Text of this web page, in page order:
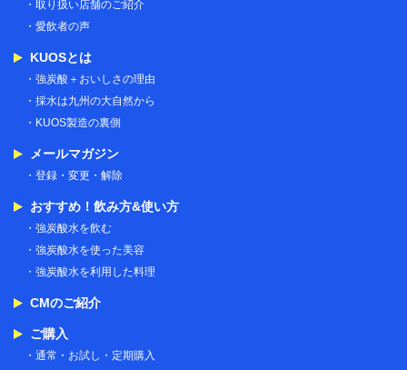
取り扱い店舗のご紹介
愛飲者の声
KUOSとは
強炭酸＋おいしさの理由
採水は九州の大自然から
KUOS製造の裏側
メールマガジン
登録・変更・解除
おすすめ！飲み方&使い方
強炭酸水を飲む
強炭酸水を使った美容
強炭酸水を利用した料理
CMのご紹介
ご購入
通常・お試し・定期購入